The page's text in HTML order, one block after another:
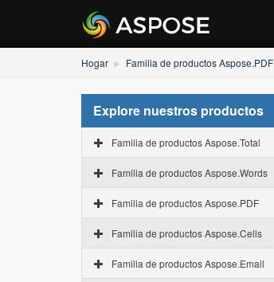
Hogar Familia de productos Aspose.PDF
Explore nuestros productos
Familia de productos Aspose.Total
Familia de productos Aspose.Words
Familia de productos Aspose.PDF
Familia de productos Aspose.Cells
Familia de productos Aspose.Email